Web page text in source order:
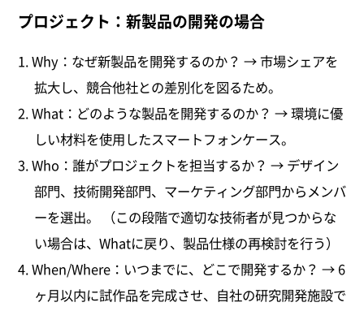
プロジェクト：新製品の開発の場合
Why：なぜ新製品を開発するのか？ → 市場シェアを
拡大し、競合他社との差別化を図るため。
What：どのような製品を開発するのか？ → 環境に優
しい材料を使用したスマートフォンケース。
Who：誰がプロジェクトを担当するか？ → デザイン
部門、技術開発部門、マーケティング部門からメンバ
ーを選出。 （この段階で適切な技術者が見つからな
い場合は、Whatに戻り、製品仕様の再検討を行う）
When/Where：いつまでに、どこで開発するか？ → 6
ヶ月以内に試作品を完成させ、自社の研究開発施設で